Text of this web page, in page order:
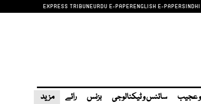
EXPRESS TRIBUNEURDU E-PAPERENGLISH E-PAPER
عجیب سائنس و ٹیکنالوجی بزنس رائے مزید